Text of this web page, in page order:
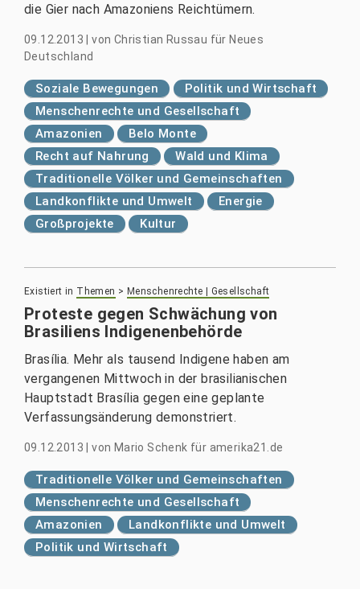
die Gier nach Amazoniens Reichtümern.
09.12.2013 |von Christian Russau für Neues
Deutschland
Soziale Bewegungen
Politik und Wirtschaft
Menschenrechte und Gesellschaft
Amazonien
Belo Monte
Recht auf Nahrung
Wald und Klima
Traditionelle Völker und Gemeinschaften
Landkonflikte und Umwelt
Energie
Großprojekte
Kultur
Existiert in Themen > Menschenrechte | Gesellschaft
Proteste gegen Schwächung von
Brasiliens Indigenenbehörde
Brasília. Mehr als tausend Indigene haben am
vergangenen Mittwoch in der brasilianischen
Hauptstadt Brasília gegen eine geplante
Verfassungsänderung demonstriert.
09.12.2013 |von Mario Schenk für amerika21.de
Traditionelle Völker und Gemeinschaften
Menschenrechte und Gesellschaft
Amazonien
Landkonflikte und Umwelt
Politik und Wirtschaft